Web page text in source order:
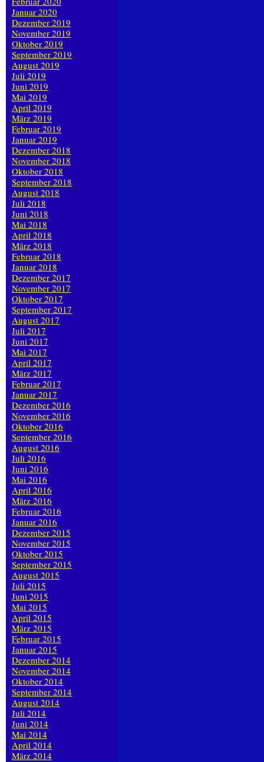
Januar 2020
Dezember 2019
November 2019
Oktober 2019
September 2019
August 2019
Juli 2019
Juni 2019
Mai 2019
April 2019
März 2019
Februar 2019
Januar 2019
Dezember 2018
November 2018
Oktober 2018
September 2018
August 2018
Juli 2018
Juni 2018
Mai 2018
April 2018
März 2018
Februar 2018
Januar 2018
Dezember 2017
November 2017
Oktober 2017
September 2017
August 2017
Juli 2017
Juni 2017
Mai 2017
April 2017
März 2017
Februar 2017
Januar 2017
Dezember 2016
November 2016
Oktober 2016
September 2016
August 2016
Juli 2016
Juni 2016
Mai 2016
April 2016
März 2016
Februar 2016
Januar 2016
Dezember 2015
November 2015
Oktober 2015
September 2015
August 2015
Juli 2015
Juni 2015
Mai 2015
April 2015
März 2015
Februar 2015
Januar 2015
Dezember 2014
November 2014
Oktober 2014
September 2014
August 2014
Juli 2014
Juni 2014
Mai 2014
April 2014
März 2014